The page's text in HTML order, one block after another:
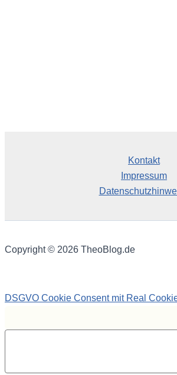
Kontakt
Impressum
Copyright © 2026 TheoBlog.de
DSGVO Cookie Consent mit Real